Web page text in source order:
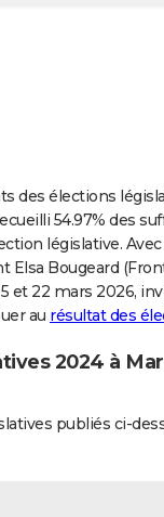
des élections
54.97% des
législative.
Elsa Bougeard
et 22 mars 2026,
au résultat des
2024 à
publiés ci-